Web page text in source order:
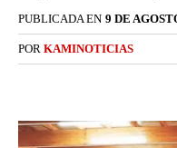
PUBLICADA EN 9 DE
POR KAMINOTICIAS